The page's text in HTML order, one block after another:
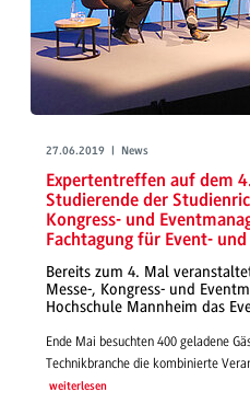
27.06.2019 | News
Expertentreffen auf dem
Studierende der
Kongress- und
Fachtagung für Event-
Bereits zum 4. Mal
Messe-, Kongress- und
Hochschule Mannheim das
Ende Mai besuchten 400 geladene
Technikbranche die kombinierte
weiterlesen